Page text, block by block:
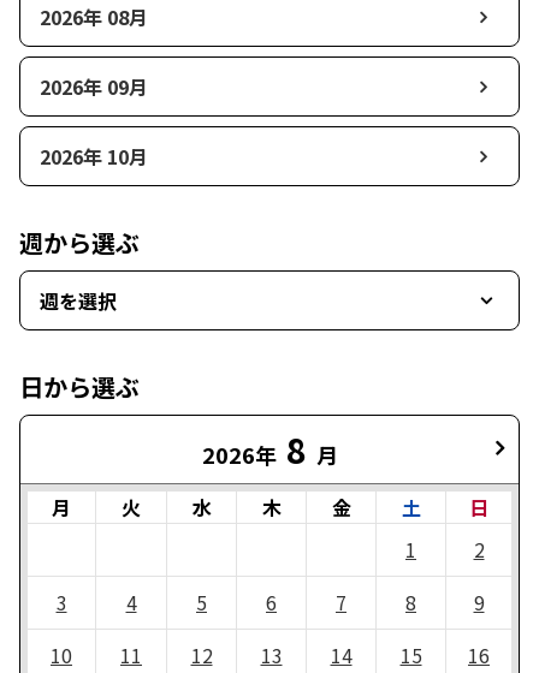
2026年 08月
2026年 09月
2026年 10月
週から選ぶ
週を選択
日から選ぶ
2026年 8 月
月 火 水 木 金 土
日
1
2
3
4 5 6 7 8
9
10
11 12 13 14 15
16